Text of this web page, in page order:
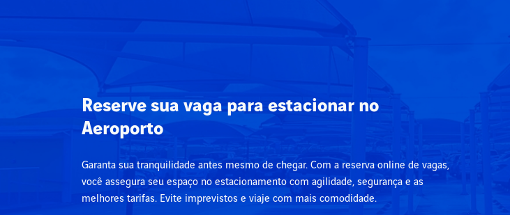
Reserve sua vaga para estacionar no
Aeroporto
Garanta sua tranquilidade antes mesmo de chegar. Com a reserva online de vagas,
você assegura seu espaço no estacionamento com agilidade, segurança e as
melhores tarifas. Evite imprevistos e viaje com mais comodidade.